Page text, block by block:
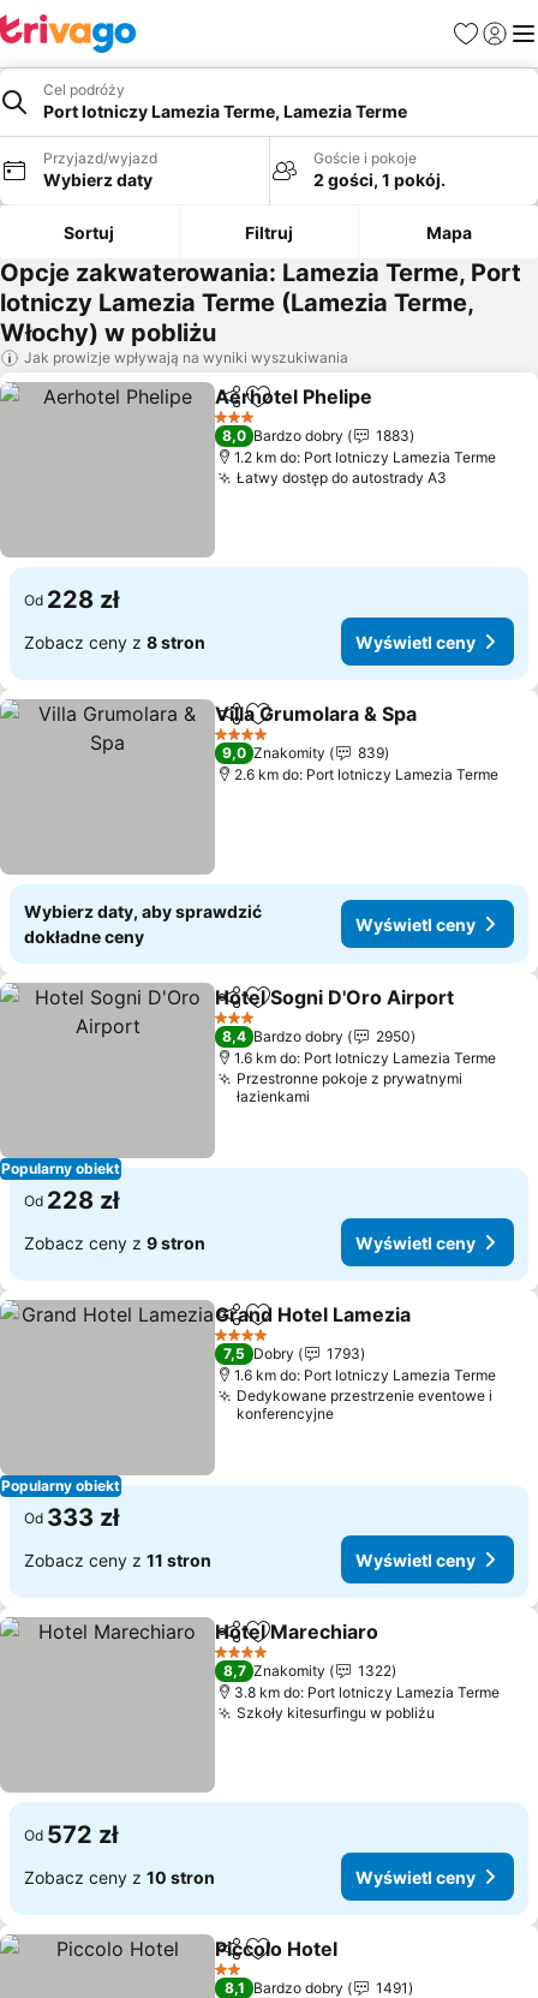
Ulubione
Cel podróży
Port lotniczy Lamezia Terme, Lamezia Terme
Przyjazd/wyjazd
Wybierz daty
Goście i pokoje
2 gości, 1 pokój.
Sortuj Filtruj Mapa
Opcje zakwaterowania: Lamezia Terme, Port
lotniczy Lamezia Terme (Lamezia Terme,
Włochy) w pobliżu
Jak prowizje wpływają na wyniki wyszukiwania
Udostępnij
Dodaj do ulubionych
Aerhotel Phelipe
3 Kategoria
8,0 Bardzo dobry
1883
1.2 km do: Port lotniczy Lamezia Terme
Łatwy dostęp do autostrady A3
Od 228 zł
Zobacz ceny z 8 stron Wyświetl ceny
Udostępnij
Dodaj do ulubionych
Villa Grumolara & Spa
4 Kategoria
9,0 Znakomity
839
2.6 km do: Port lotniczy Lamezia Terme
Wybierz daty, aby sprawdzić
dokładne ceny
Wyświetl ceny
Popularny obiekt
Udostępnij
Dodaj do ulubionych
Hotel Sogni D'Oro Airport
3 Kategoria
8,4 Bardzo dobry
2950
1.6 km do: Port lotniczy Lamezia Terme
Przestronne pokoje z prywatnymi
łazienkami
Od 228 zł
Zobacz ceny z 9 stron Wyświetl ceny
Popularny obiekt
Udostępnij
Dodaj do ulubionych
Grand Hotel Lamezia
4 Kategoria
7,5 Dobry
1793
1.6 km do: Port lotniczy Lamezia Terme
Dedykowane przestrzenie eventowe i
konferencyjne
Od 333 zł
Zobacz ceny z 11 stron Wyświetl ceny
Udostępnij
Dodaj do ulubionych
Hotel Marechiaro
4 Kategoria
8,7 Znakomity
1322
3.8 km do: Port lotniczy Lamezia Terme
Szkoły kitesurfingu w pobliżu
Od 572 zł
Zobacz ceny z 10 stron Wyświetl ceny
Udostępnij
Dodaj do ulubionych
Piccolo Hotel
2 Kategoria
8,1 Bardzo dobry
1491